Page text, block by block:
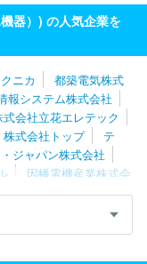
器）) の人気企業を
ニカ
都築電気株式
報システム株式会社
式会社立花エレテック
株式会社トップ
テ
ジャパン株式会社
因幡電機産業株式会
ディアシステム株式会
株式会社ダーツライブ